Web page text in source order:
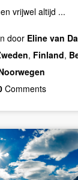
vrijwel altijd ...
door Eline van
, Finland,
Comments